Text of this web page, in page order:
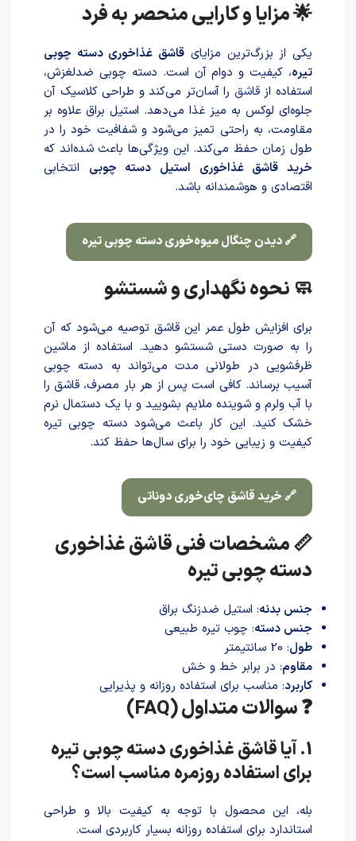
🌟 مزایا و کارایی منحصر به فرد
یکی از بزرگ‌ترین مزایای قاشق غذاخوری دسته چوبی
تیره، کیفیت و دوام آن است. دسته چوبی ضدلغزش،
استفاده ازقاشق را آسان‌تر می‌کند و طراحی کلاسیک آن
جلوه‌ای لوکس به میز غذا می‌دهد. استیل براق علاوه بر
مقاومت، به راحتی تمیز می‌شود و شفافیت خود را در
طول زمان حفظ می‌کند. این ویژگی‌ها باعث شده‌اند که
خرید قاشق غذاخوری استیل دسته چوبی انتخابی
اقتصادی و هوشمندانه باشد.
🔗 دیدن چنگال میوه‌خوری دسته چوبی تیره
🧼 نحوه نگهداری و شستشو
برای افزایش طول عمر این قاشق توصیه می‌شود که آن
را به صورت دستی شستشو دهید. استفاده از ماشین
ظرفشویی در طولانی مدت می‌تواند به دسته چوبی
آسیب برساند. کافی است پس از هر بار مصرف، قاشق را
با آب ولرم و شوینده ملایم بشویید و با یک دستمال نرم
خشک کنید. این کار باعث می‌شود دسته چوبی تیره
کیفیت و زیبایی خود را برای سال‌ها حفظ کند.
🔗 خرید قاشق چای‌خوری دوناتی
📏 مشخصات فنی قاشق غذاخوری
دسته چوبی تیره
جنس بدنه: استیل ضدزنگ براق
جنس دسته: چوب تیره طبیعی
طول: 20 سانتیمتر
مقاوم: در برابر خط و خش
کاربرد: مناسب برای استفاده روزانه و پذیرایی
❓ سوالات متداول (FAQ)
1. آیا قاشق غذاخوری دسته چوبی تیره
برای استفاده روزمره مناسب است؟
بله، این محصول با توجه به کیفیت بالا و طراحی
استاندارد برای استفاده روزانه بسیار کاربردی است.